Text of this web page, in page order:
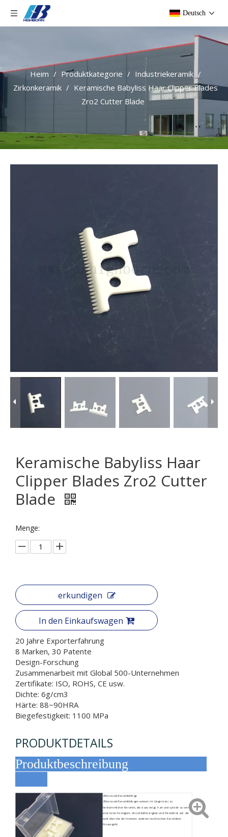
Deutsch
Heim / Produktkategorie / Industriekeramik /
Zirkonkeramik / Keramische Babyliss Haar Clipper Blades
Zro2 Cutter Blade
Keramische Babyliss Haar
Clipper Blades Zro2 Cutter
Blade
Menge:
erkundigen
In den Einkaufswagen
20 Jahre Exporterfahrung
8 Marken, 30 Patente
Design-Forschung
Zusammenarbeit mit Global 500-Unternehmen
Zertifikate: ISO, ROHS, CE usw.
Dichte: 6g/cm3
Härte: 88~90HRA
Biegefestigkeit: 1100 MPa
PRODUKTDETAILS
Produktbeschreibung
Zirkonoxid-Keramikklinge
Zirkonoxid-Keramikklingen weisen im Gegensatz zu
herkömmlicher Keramik, die dazu neigt, hart und spröde zu sein,
eine hohe Festigkeit, Verschleißfestigkeit und Flexibilität auf, die
weit über die der meisten anderen technischen Keramiken
hinausgeht.